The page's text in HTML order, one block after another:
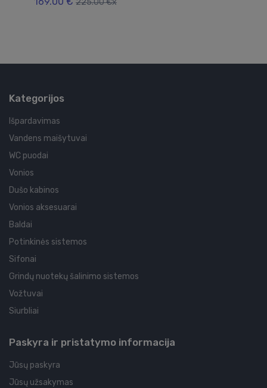
Kategorijos
Išpardavimas
Vandens maišytuvai
WC puodai
Vonios
Dušo kabinos
Vonios aksesuarai
Baldai
Potinkinės sistemos
Sifonai
Grindų nuotekų šalinimo sistemos
Vožtuvai
Siurbliai
Paskyra ir pristatymo informacija
Jūsų paskyra
Jūsų užsakymas